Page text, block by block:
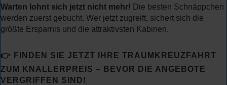
Warten lohnt sich jetzt nicht mehr! Die besten Schnäppchen
werden zuerst gebucht. Wer jetzt zugreift, sichert sich die
größte Ersparnis und die attraktivsten Kabinen.
👉 FINDEN SIE JETZT IHRE TRAUMKREUZFAHRT
ZUM KNALLERPREIS – BEVOR DIE ANGEBOTE
VERGRIFFEN SIND!